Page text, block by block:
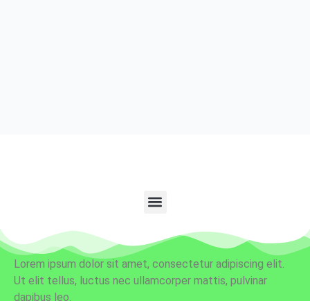
Lorem ipsum dolor sit amet, consectetur adipiscing elit.
Ut elit tellus, luctus nec ullamcorper mattis, pulvinar
dapibus leo.